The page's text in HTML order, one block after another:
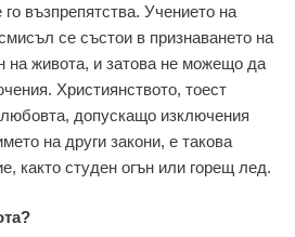
възпрепятства. Учението на
се състои в признаването на
на живота, и затова не можещо да
Християнството, тоест
допускащо изключения
на други закони, е такова
както студен огън или горещ лед.